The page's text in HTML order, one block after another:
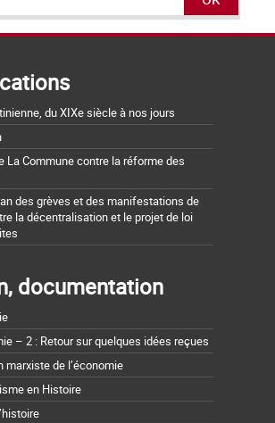
du XIXe siècle à nos jours
La Commune contre la réforme des
des grèves et des manifestations de
la décentralisation et le projet de loi
documentation
– 2 : Retour sur quelques idées reçues
marxiste de l’économie
en Histoire